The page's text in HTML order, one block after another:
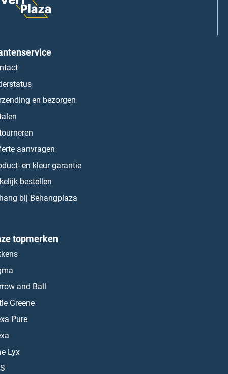
en bezorgen
aanvragen
en kleur garantie
bestellen
bij Behangplaza
topmerken
and Ball
Greene
Pure
Lyx